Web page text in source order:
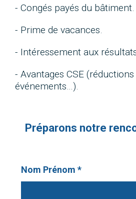
- Congés payés du bâtiment.
- Prime de vacances.
- Intéressement aux
- Avantages CSE
événements…).
Préparons notre
Nom Prénom *